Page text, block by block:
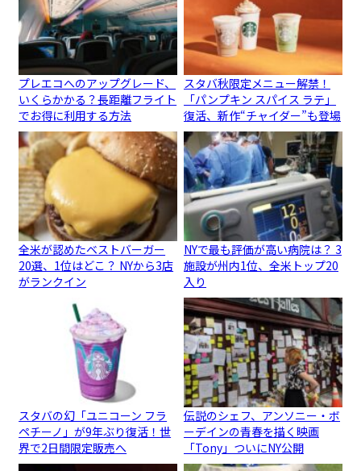
プレエコへのアップグレード、
いくらかかる？長距離フライト
でお得に利用する方法
スタバ秋限定メニュー解禁！
「パンプキン スパイス ラテ」
復活、新作“チャイダー”も登場
全米が認めたベストバーガー
20選、1位はどこ？ NYから3店
がランクイン
NYで最も評価が高い病院は？ 3
施設が州内1位、全米トップ20
入り
スタバの幻「ユニコーン フラ
ペチーノ」が9年ぶり復活！世
界で2日間限定販売へ
伝説のシェフ、アンソニー・ボ
ーデインの青春を描く映画
「Tony」ついにNY公開